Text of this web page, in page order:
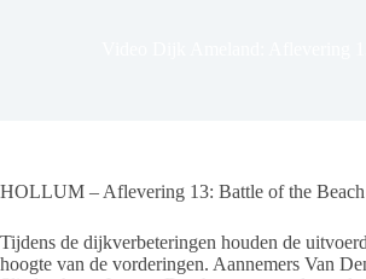
HOLLUM – Aflevering 13: Battle of the Beach
Tijdens de dijkverbeteringen houden de
hoogte van de vorderingen. Aannemers Van